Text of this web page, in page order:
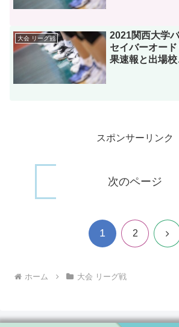
大会 リーグ戦
2021関西大学
セイバーオー
果速報と出場
スポンサーリンク
次のページ
1 2 次
ホーム 大会 リーグ戦